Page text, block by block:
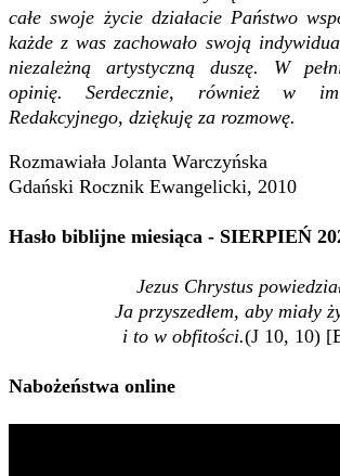
całe swoje życie działacie Państwo
każde z was zachowało swoją
niezależną artystyczną duszę. W
opinię. Serdecznie, również w
Redakcyjnego, dziękuję za rozmowę.
Rozmawiała Jolanta Warczyńska
Gdański Rocznik Ewangelicki, 2010
Hasło biblijne miesiąca - SIERPIEŃ
Jezus Chrystus
Ja przyszedłem, aby miały
i to w obfitości.(J 10, 10)
Nabożeństwa online